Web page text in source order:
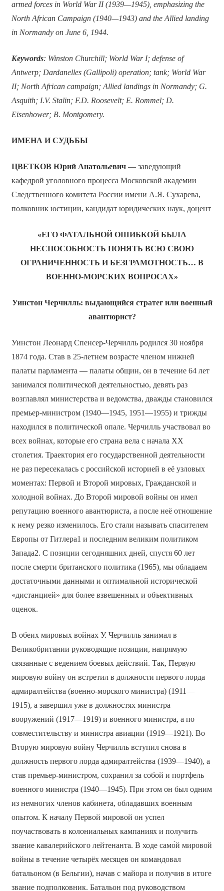
armed forces in World War II (1939—1945), emphasizing the
North African Campaign (1940—1943) and the Allied landing
in Normandy on June 6, 1944.
Keywords: Winston Churchill; World War I; defense of
Antwerp; Dardanelles (Gallipoli) operation; tank; World War
II; North African campaign; Allied landings in Normandy; G.
Asquith; I.V. Stalin; F.D. Roosevelt; E. Rommel; D.
Eisenhower; B. Montgomery.
ИМЕНА И СУДЬБЫ
ЦВЕТКОВ Юрий Анатольевич— заведующий
кафедрой уголовного процесса Московской академии
Следственного комитета России имени А.Я. Сухарева,
полковник юстиции, кандидат юридических наук, доцент
«ЕГО ФАТАЛЬНОЙ ОШИБКОЙ БЫЛА
НЕСПОСОБНОСТЬ ПОНЯТЬ ВСЮ СВОЮ
ОГРАНИЧЕННОСТЬ И БЕЗГРАМОТНОСТЬ… В
ВОЕННО-МОРСКИХ ВОПРОСАХ»
Уинстон Черчилль: выдающийся стратег или военный
авантюрист?
Уинстон Леонард Спенсер-Черчилль родился 30 ноября
1874 года. Став в 25-летнем возрасте членом нижней
палаты парламента — палаты общин, он в течение 64 лет
занимался политической деятельностью, девять раз
возглавлял министерства и ведомства, дважды становился
премьер-министром (1940—1945, 1951—1955) и трижды
находился в политической опале. Черчилль участвовал во
всех войнах, которые его страна вела с начала ХХ
столетия. Траектория его государственной деятельности
не раз пересекалась с российской историей в её узловых
моментах: Первой и Второй мировых, Гражданской и
холодной войнах. До Второй мировой войны он имел
репутацию военного авантюриста, а после неё отношение
к нему резко изменилось. Его стали называть спасителем
Европы от Гитлера1 и последним великим политиком
Запада2. С позиции сегодняшних дней, спустя 60 лет
после смерти британского политика (1965), мы обладаем
достаточными данными и оптимальной исторической
«дистанцией» для более взвешенных и объективных
оценок.
В обеих мировых войнах У. Черчилль занимал в
Великобритании руководящие позиции, напрямую
связанные с ведением боевых действий. Так, Первую
мировую войну он встретил в должности первого лорда
адмиралтейства (военно-морского министра) (1911—
1915), а завершил уже в должностях министра
вооружений (1917—1919) и военного министра, а по
совместительству и министра авиации (1919—1921). Во
Вторую мировую войну Черчилль вступил снова в
должность первого лорда адмиралтейства (1939—1940), а
став премьер-министром, сохранил за собой и портфель
военного министра (1940—1945). При этом он был одним
из немногих членов кабинета, обладавших военным
опытом. К началу Первой мировой он успел
поучаствовать в колониальных кампаниях и получить
звание кавалерийского лейтенанта. В ходе само́й мировой
войны в течение четырёх месяцев он командовал
батальоном (в Бельгии), начав с майора и получив в итоге
звание подполковник. Батальон под руководством